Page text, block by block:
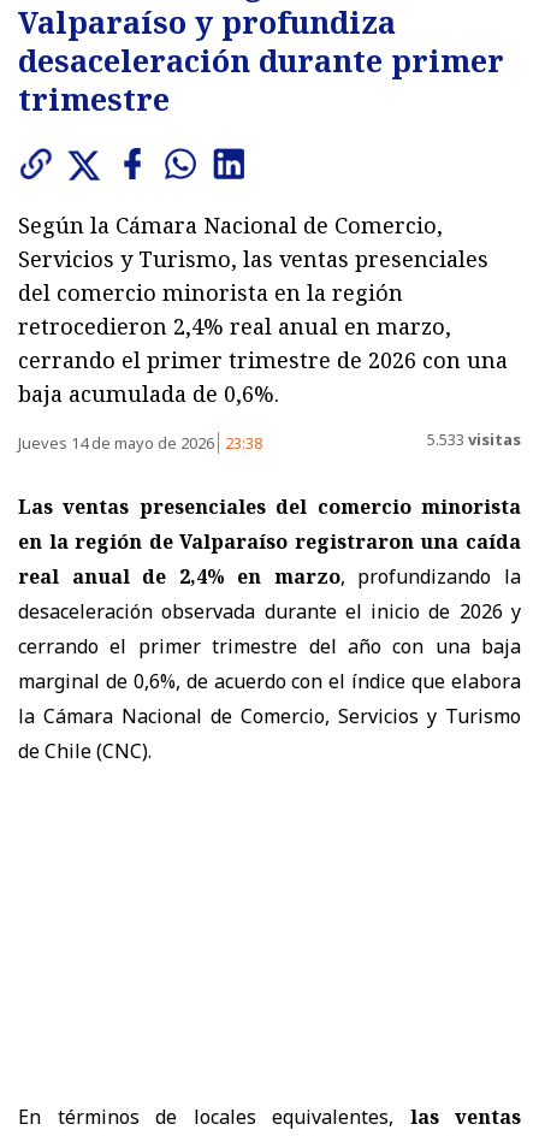
Valparaíso y profundiza
desaceleración durante primer
trimestre
Según la Cámara Nacional de Comercio,
Servicios y Turismo, las ventas presenciales
del comercio minorista en la región
retrocedieron 2,4% real anual en marzo,
cerrando el primer trimestre de 2026 con una
baja acumulada de 0,6%.
Jueves 14 de mayo de 2026 23:38 5.533 visitas
Las ventas presenciales del comercio minorista
en la región de Valparaíso registraron una caída
real anual de 2,4% en marzo, profundizando la
desaceleración observada durante el inicio de 2026 y
cerrando el primer trimestre del año con una baja
marginal de 0,6%, de acuerdo con el índice que elabora
la Cámara Nacional de Comercio, Servicios y Turismo
de Chile (CNC).
En términos de locales equivalentes,
las ventas